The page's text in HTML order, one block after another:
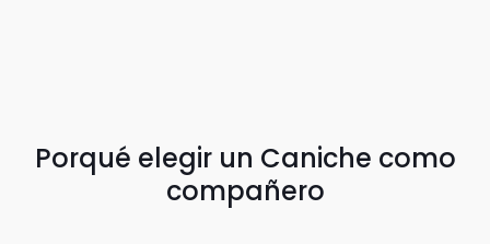
Porqué elegir un Caniche como
compañero